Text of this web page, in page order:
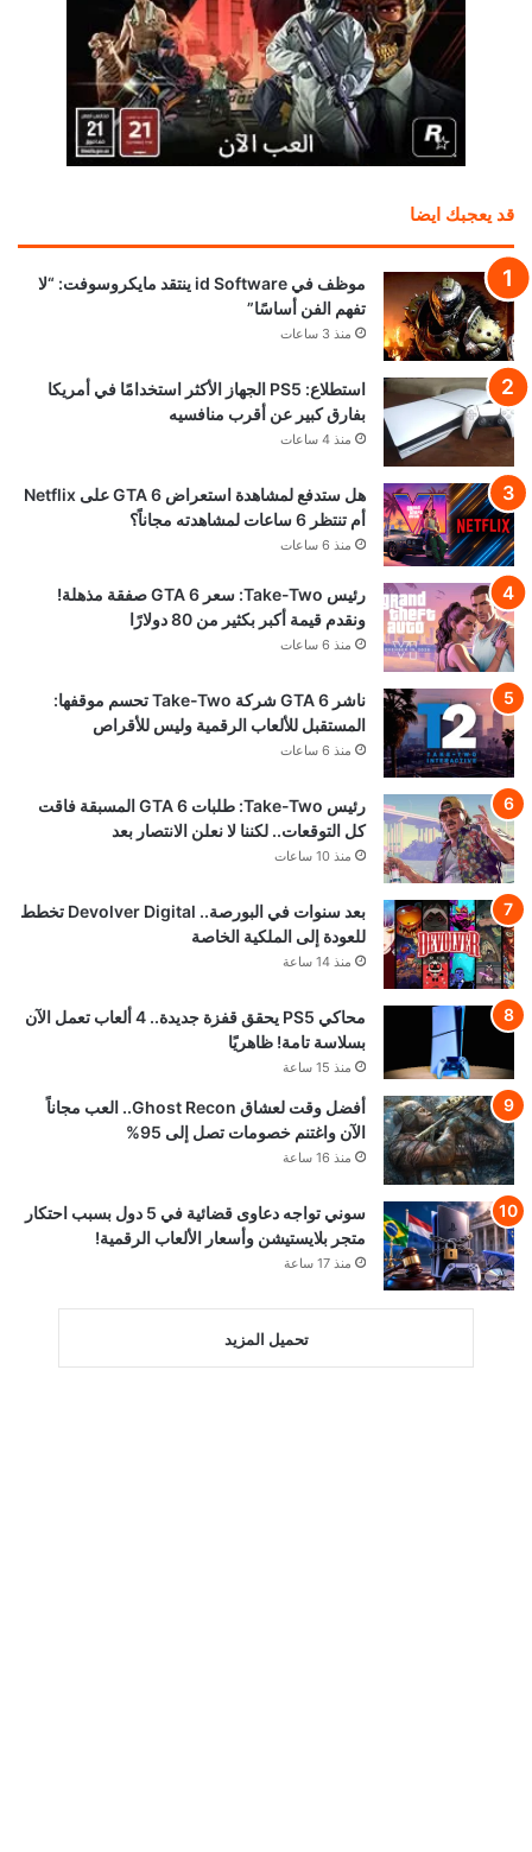
قد يعجبك ايضا
موظف في id Software ينتقد مايكروسوفت: “لا
تفهم الفن أساسًا”
منذ 3 ساعات
استطلاع: PS5 الجهاز الأكثر استخدامًا في أمريكا
بفارق كبير عن أقرب منافسيه
منذ 4 ساعات
هل ستدفع لمشاهدة استعراض GTA 6 على Netflix
أم تنتظر 6 ساعات لمشاهدته مجاناً؟
منذ 6 ساعات
رئيس Take-Two: سعر GTA 6 صفقة مذهلة!
ونقدم قيمة أكبر بكثير من 80 دولارًا
منذ 6 ساعات
ناشر GTA 6 شركة Take-Two تحسم موقفها:
المستقبل للألعاب الرقمية وليس للأقراص
منذ 6 ساعات
رئيس Take-Two: طلبات GTA 6 المسبقة فاقت
كل التوقعات.. لكننا لا نعلن الانتصار بعد
منذ 10 ساعات
بعد سنوات في البورصة.. Devolver Digital تخطط
للعودة إلى الملكية الخاصة
منذ 14 ساعة
محاكي PS5 يحقق قفزة جديدة.. 4 ألعاب تعمل الآن
بسلاسة تامة! ظاهريًا
منذ 15 ساعة
أفضل وقت لعشاق Ghost Recon.. العب مجاناً
الآن واغتنم خصومات تصل إلى 95%
منذ 16 ساعة
سوني تواجه دعاوى قضائية في 5 دول بسبب احتكار
متجر بلايستيشن وأسعار الألعاب الرقمية!
منذ 17 ساعة
تحميل المزيد